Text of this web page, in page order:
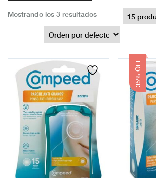
Mostrando los 3 resultados
35% OFF